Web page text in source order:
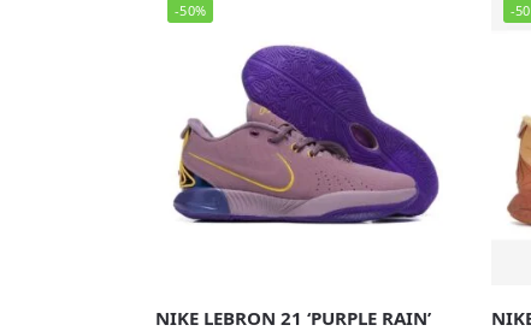
-50%
NIKE LEBRON 21 ‘PURPLE RAIN’
-